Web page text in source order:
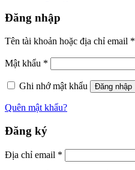
Đăng nhập
Tên tài khoản hoặc địa chỉ email *
Mật khẩu *
Ghi nhớ mật khẩu Đăng nhập
Quên mật khẩu?
Đăng ký
Địa chỉ email *